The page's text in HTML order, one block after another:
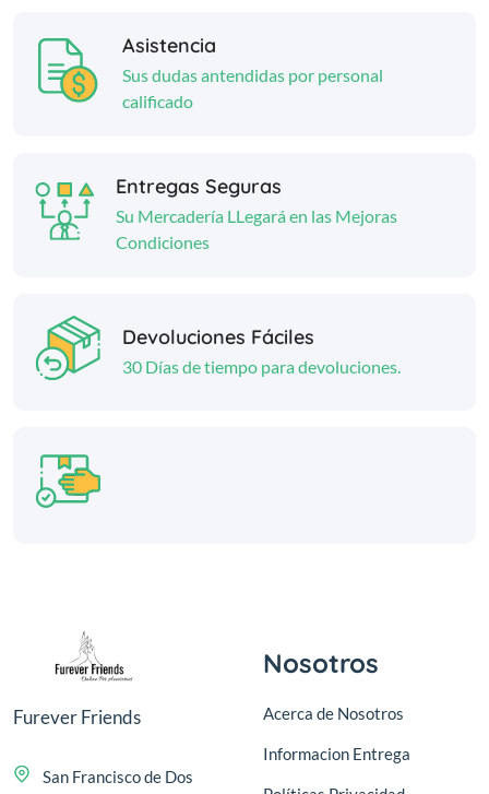
Asistencia
Sus dudas antendidas por personal
calificado
Entregas Seguras
Su Mercadería LLegará en las Mejoras
Condiciones
Devoluciones Fáciles
30 Días de tiempo para devoluciones.
Furever Friends
San Francisco de Dos
Nosotros
Acerca de Nosotros
Informacion Entrega